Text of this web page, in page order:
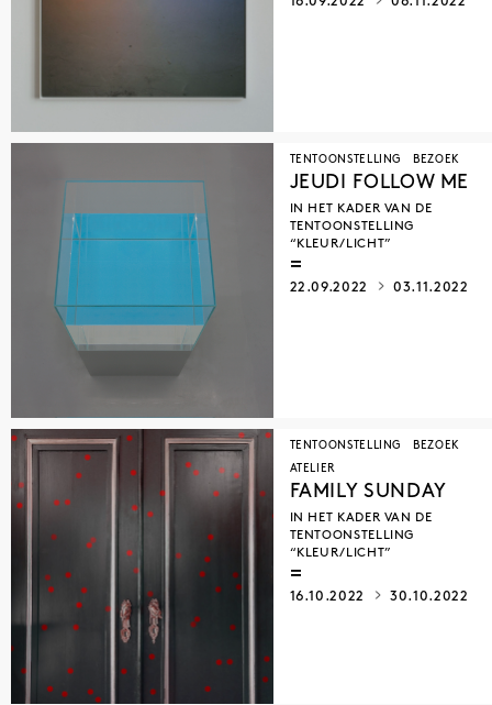
TENTOONSTELLING BEZOEK
JEUDI FOLLOW ME
IN HET KADER VAN DE
TENTOONSTELLING
“KLEUR/LICHT”
22.09.2022 03.11.2022
TENTOONSTELLING
BEZOEK
ATELIER
FAMILY SUNDAY
IN HET KADER VAN DE
TENTOONSTELLING
“KLEUR/LICHT”
16.10.2022 30.10.2022